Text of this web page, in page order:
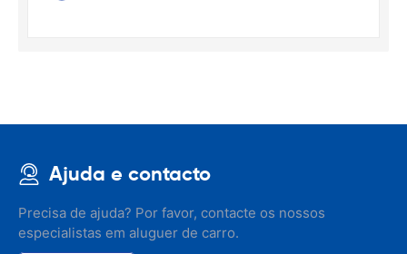
Ajuda e contacto
Precisa de ajuda? Por favor, contacte os nossos
especialistas em aluguer de carro.